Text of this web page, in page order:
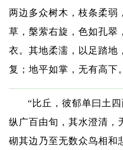
两边多众树木，枝条柔弱
草，槃萦右旋，色如孔翠
衣。其地柔濡，以足踏地
复；地平如掌，无有高下。
“比丘，彼郁单曰土
纵广百由旬，其水澄清，
砌其边乃至无数众鸟相和